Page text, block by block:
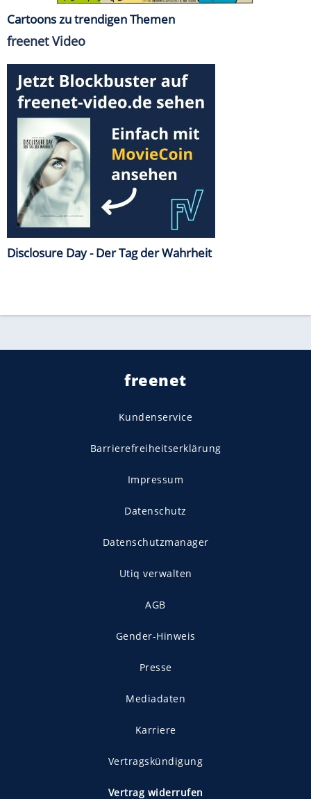
Cartoons zu trendigen Themen
freenet Video
Disclosure Day - Der Tag der Wahrheit
freenet
Kundenservice
Barrierefreiheitserklärung
Impressum
Datenschutz
Datenschutzmanager
Utiq verwalten
AGB
Gender-Hinweis
Presse
Mediadaten
Karriere
Vertragskündigung
Vertrag widerrufen